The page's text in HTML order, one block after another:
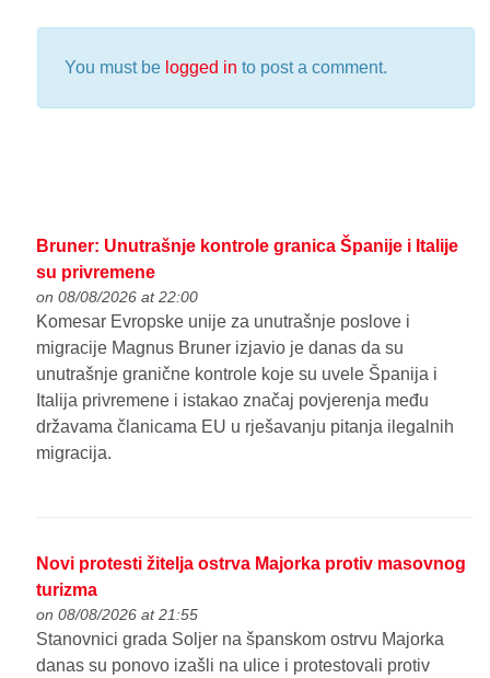
You must be logged in to post a comment.
Bruner: Unutrašnje kontrole granica Španije i Italije
su privremene
on 08/08/2026 at 22:00
Komesar Evropske unije za unutrašnje poslove i
migracije Magnus Bruner izjavio je danas da su
unutrašnje granične kontrole koje su uvele Španija i
Italija privremene i istakao značaj povjerenja među
državama članicama EU u rješavanju pitanja ilegalnih
migracija.
Novi protesti žitelja ostrva Majorka protiv masovnog
turizma
on 08/08/2026 at 21:55
Stanovnici grada Soljer na španskom ostrvu Majorka
danas su ponovo izašli na ulice i protestovali protiv